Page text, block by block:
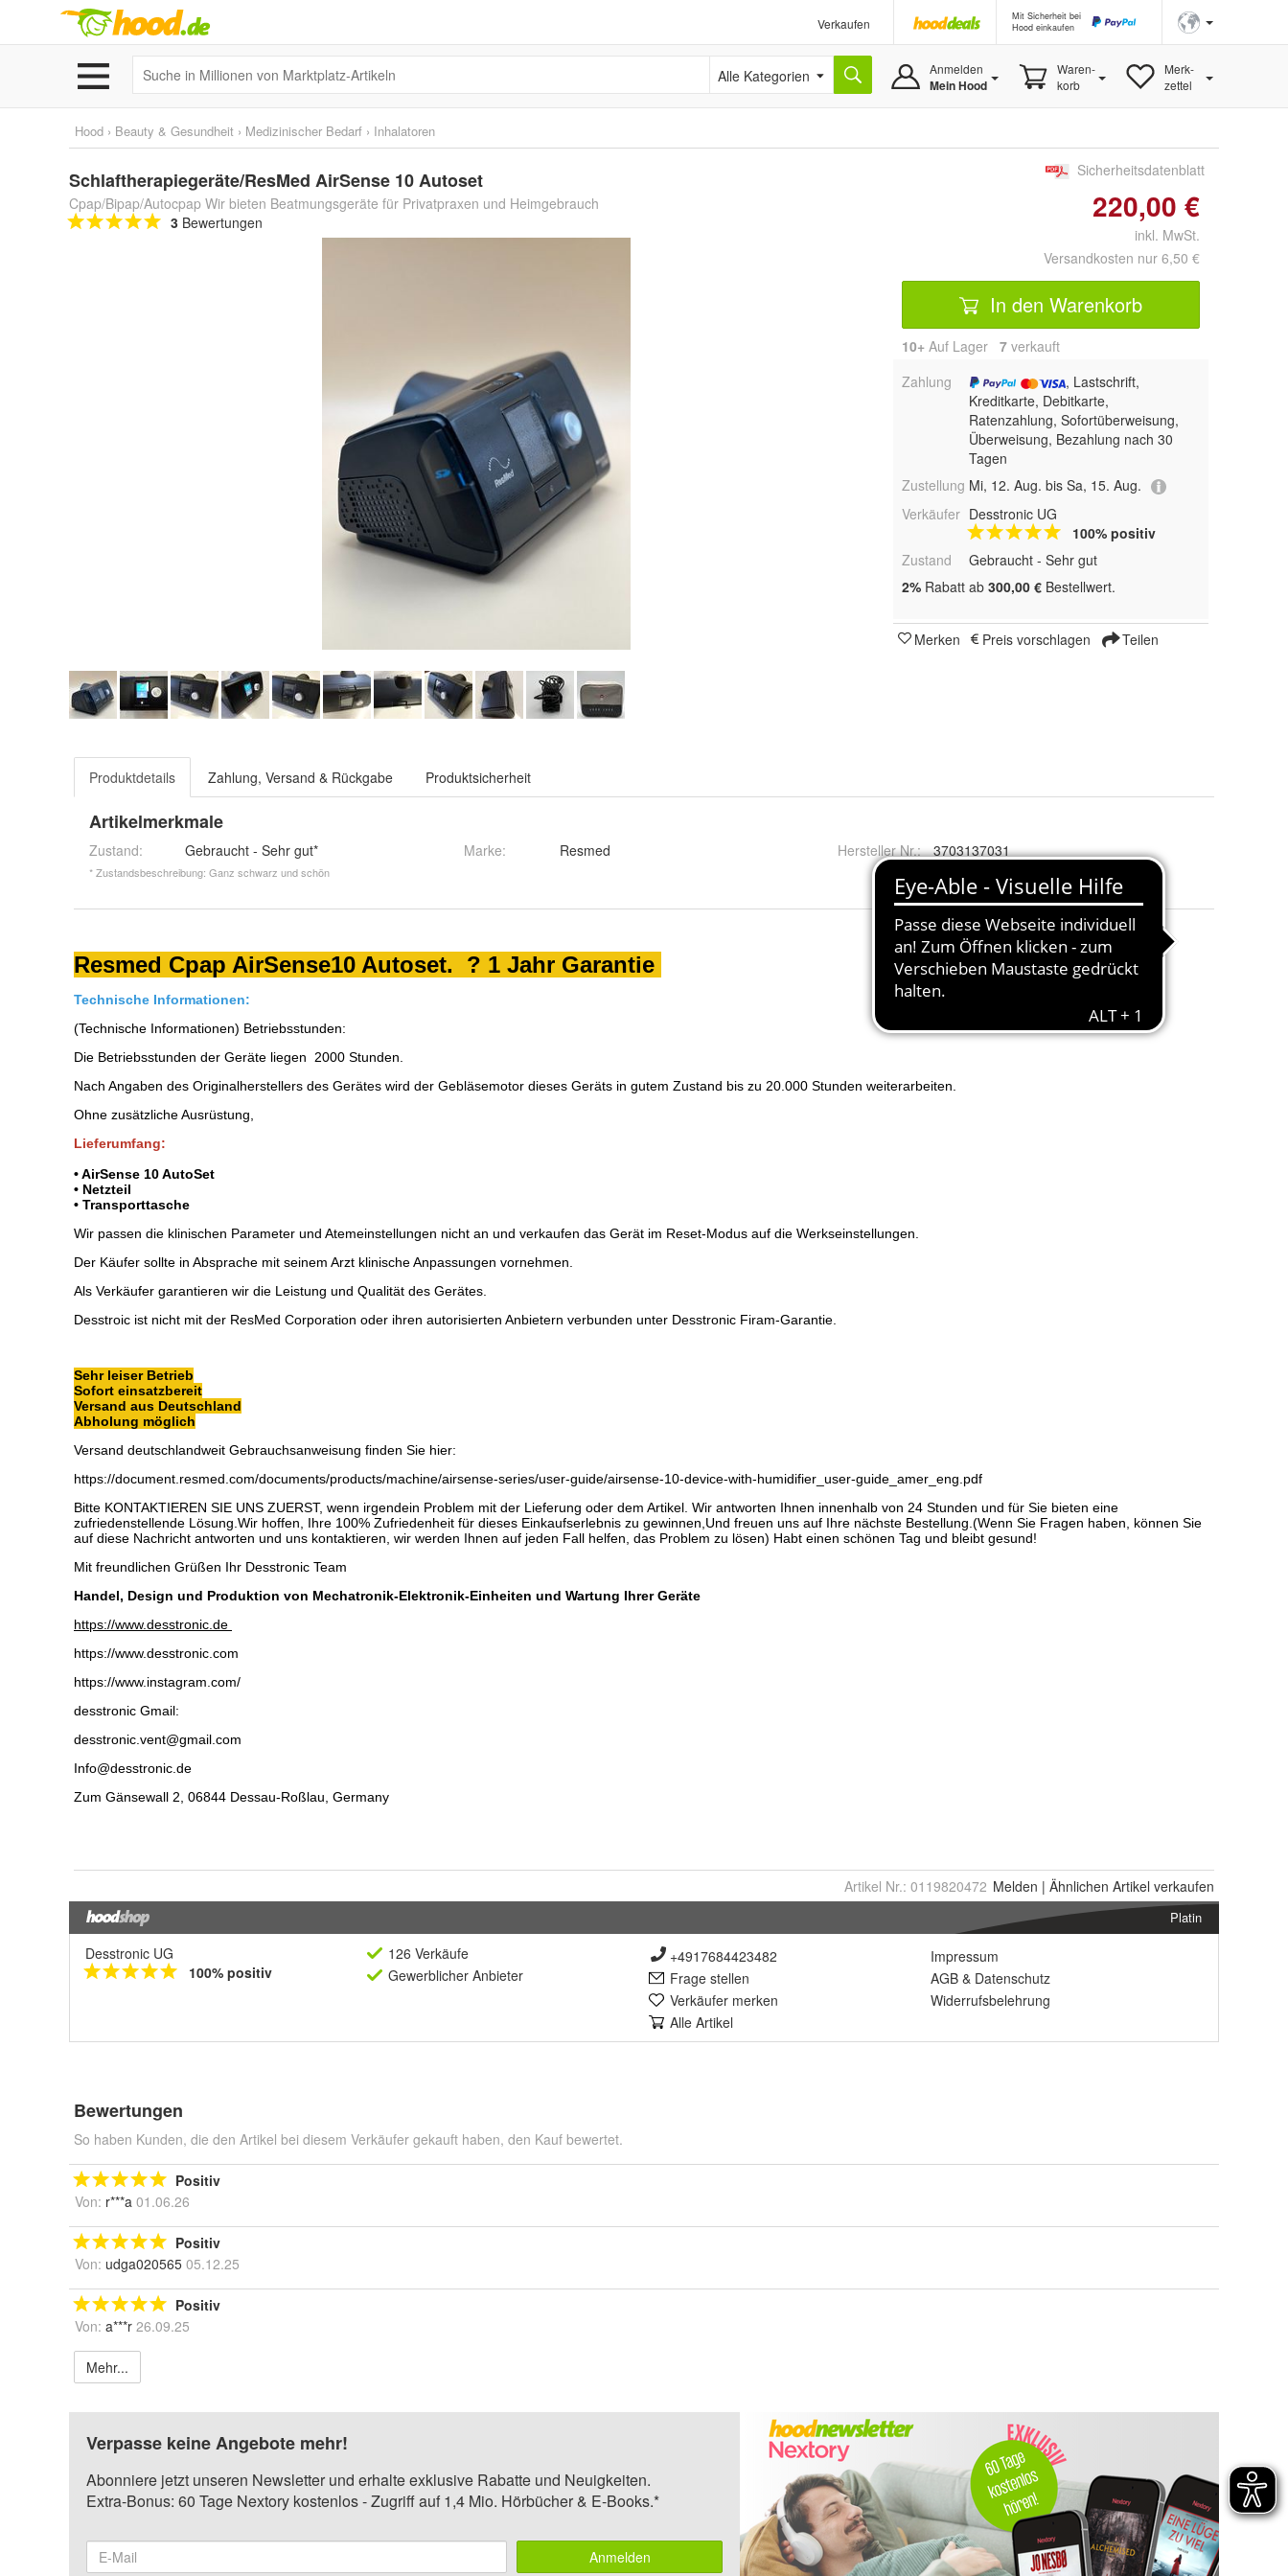
Verkaufen
Mit Sicherheit bei
Hood einkaufen
Alle Kategorien Anmelden
Mein Hood
Waren-
korb
Merk-
zettel
Hood › Beauty & Gesundheit › Medizinischer Bedarf › Inhalatoren
Schlaftherapiegeräte/ResMed AirSense 10 Autoset
Cpap/Bipap/Autocpap Wir bieten Beatmungsgeräte für Privatpraxen und Heimgebrauch
3 Bewertungen
Sicherheitsdatenblatt
220,00 €
inkl. MwSt.
Versandkosten nur 6,50 €
In den Warenkorb
10+ Auf Lager 7 verkauft
Zahlung
, Lastschrift,
Kreditkarte, Debitkarte,
Ratenzahlung, Sofortüberweisung,
Überweisung, Bezahlung nach 30
Tagen
Zustellung Mi, 12. Aug. bis Sa, 15. Aug.
Verkäufer Desstronic UG
100% positiv
Zustand
Gebraucht - Sehr gut
2% Rabatt ab 300,00 € Bestellwert.
Merken Preis vorschlagen Teilen
Produktdetails Zahlung, Versand & Rückgabe Produktsicherheit
Artikelmerkmale
Zustand: Gebraucht - Sehr gut* Marke: Resmed Hersteller Nr.: 3703137031
* Zustandsbeschreibung: Ganz schwarz und schön
Artikel Nr.: 0119820472 Melden | Ähnlichen Artikel verkaufen
Platin
Desstronic UG
100% positiv
126 Verkäufe
Gewerblicher Anbieter
+4917684423482
Frage stellen
Verkäufer merken
Alle Artikel
Impressum
AGB & Datenschutz
Widerrufsbelehrung
Bewertungen
So haben Kunden, die den Artikel bei diesem Verkäufer gekauft haben, den Kauf bewertet.
Positiv
Von: r***a 01.06.26
Positiv
Von: udga020565 05.12.25
Positiv
Von: a***r 26.09.25
Mehr...
Verpasse keine Angebote mehr!
Abonniere jetzt unseren Newsletter und erhalte exklusive Rabatte und Neuigkeiten.
Extra-Bonus: 60 Tage Nextory kostenlos - Zugriff auf 1,4 Mio. Hörbücher & E-Books.*
Anmelden